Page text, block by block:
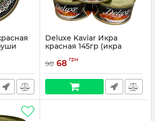
Deluxe Kaviar Икра
красная 145гр (икра
имитированная)
90 68 грн